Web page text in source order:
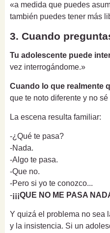
«a medida que puedes
también puedes tener más
3. Cuando
Tu adolescente puede
vez interrogándome.»
Cuando lo que realmente
que te noto diferente y no
La escena resulta familiar:
-¿Qué te pasa?
-Nada.
-Algo te pasa.
-Que no.
-Pero si yo te conozco...
-¡¡¡QUE NO ME PASA
Y quizá el problema no sea
y la insistencia. Si un